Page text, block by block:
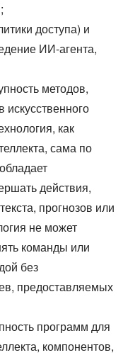
доступа) и
ИИ-агента,
методов,
как
сама по
действия,
прогнозов или
не может
команды или
без
предоставляемых
программ для
компонентов,